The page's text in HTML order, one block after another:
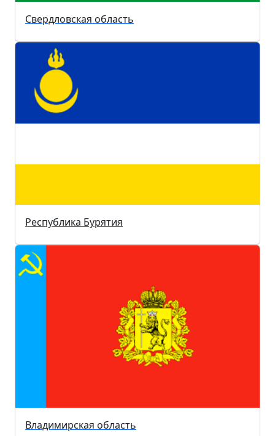
Свердловская область
Республика Бурятия
Владимирская область